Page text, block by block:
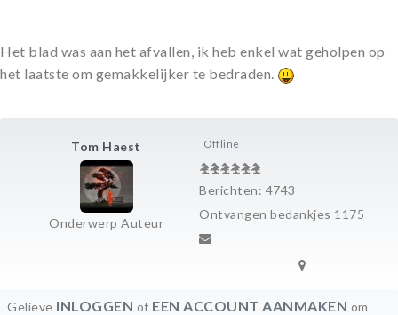
Tom Haest
Onderwerp Auteur
Offline
Berichten: 4743
Ontvangen bedankjes 1175
Het blad was aan het afvallen, ik heb enkel wat geholpen op
het laatste om gemakkelijker te bedraden.
Gelieve INLOGGEN of EEN ACCOUNT AANMAKEN om